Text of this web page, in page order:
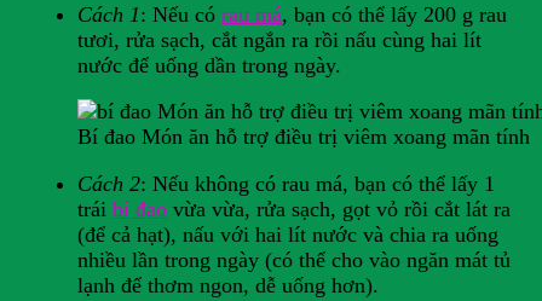
Cách 1: Nếu có rau má, bạn có thể lấy 200 g rau
tươi, rửa sạch, cắt ngắn ra rồi nấu cùng hai lít
nước để uống dần trong ngày.
Bí đao Món ăn hỗ trợ điều trị viêm xoang mãn tính
Cách 2: Nếu không có rau má, bạn có thể lấy 1
trái bí đaovừa vừa, rửa sạch, gọt vỏ rồi cắt lát ra
(để cả hạt), nấu với hai lít nước và chia ra uống
nhiều lần trong ngày (có thể cho vào ngăn mát tủ
lạnh để thơm ngon, dễ uống hơn).